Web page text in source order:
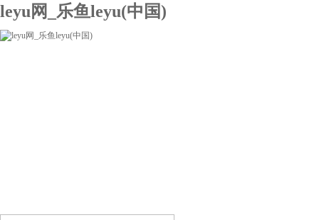
leyu网_乐鱼leyu(中国)